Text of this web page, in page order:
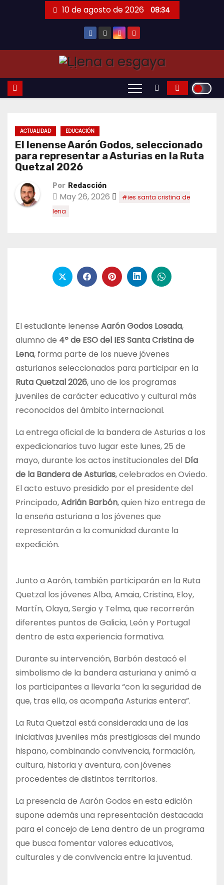
10 de agosto de 2026 08:34
ACTUALIDAD EDUCACIÓN
El lenense Aarón Godos, seleccionado
para representar a Asturias en la Ruta
Quetzal 2026
Por Redacción
May 26, 2026
#ies santa cristina de
lena
El estudiante lenense Aarón Godos Losada,
alumno de 4º de ESO del IES Santa Cristina de
Lena, forma parte de los nueve jóvenes
asturianos seleccionados para participar en la
Ruta Quetzal 2026, uno de los programas
juveniles de carácter educativo y cultural más
reconocidos del ámbito internacional.
La entrega oficial de la bandera de Asturias a los
expedicionarios tuvo lugar este lunes, 25 de
mayo, durante los actos institucionales del Día
de la Bandera de Asturias, celebrados en Oviedo.
El acto estuvo presidido por el presidente del
Principado,Adrián Barbón, quien hizo entrega de
la enseña asturiana a los jóvenes que
representarán a la comunidad durante la
expedición.
Junto a Aarón, también participarán en la Ruta
Quetzal los jóvenes Alba, Amaia, Cristina, Eloy,
Martín, Olaya, Sergio y Telma, que recorrerán
diferentes puntos de Galicia, León y Portugal
dentro de esta experiencia formativa.
Durante su intervención, Barbón destacó el
simbolismo de la bandera asturiana y animó a
los participantes a llevarla “con la seguridad de
que, tras ella, os acompaña Asturias entera”.
La Ruta Quetzal está considerada una de las
iniciativas juveniles más prestigiosas del mundo
hispano, combinando convivencia, formación,
cultura, historia y aventura, con jóvenes
procedentes de distintos territorios.
La presencia de Aarón Godos en esta edición
supone además una representación destacada
para el concejo de Lena dentro de un programa
que busca fomentar valores educativos,
culturales y de convivencia entre la juventud.